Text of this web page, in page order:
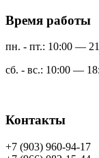
Время работы
пн. - пт.: 10:00 —
сб. - вс.: 10:00 —
Контакты
+7 (903) 960-94-17